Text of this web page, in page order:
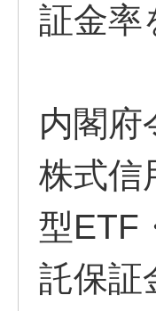
証金率
内閣府
株式信
型ETF
託保証